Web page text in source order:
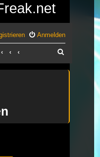
Anmelden